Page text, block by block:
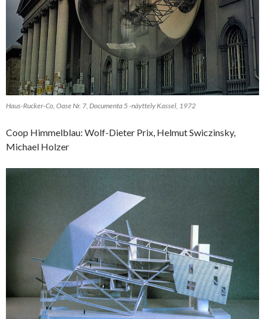
Haus-Rucker-Co, Oase Nr. 7, Documenta 5 -näyttely Kassel, 1972
Coop Himmelblau: Wolf-Dieter Prix, Helmut Swiczinsky,
Michael Holzer